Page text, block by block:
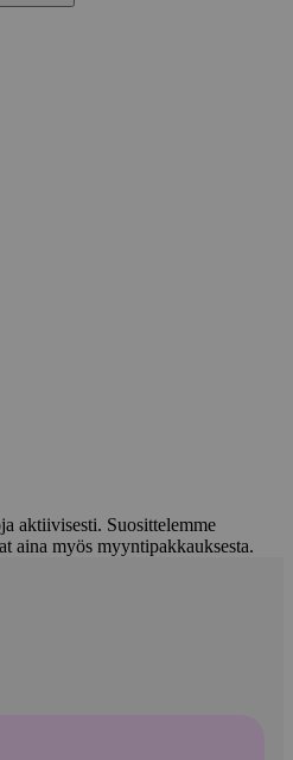
aktiivisesti. Suosittelemme
aina myös myyntipakkauksesta.